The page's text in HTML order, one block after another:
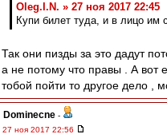
Oleg.I.N. » 27 ноя 2017 22:45
Купи билет туда, и в лицо им
Так они пизды за это дадут
а не потому что правы . А вот
тобой пойти то другое дело ,
Dominecne -
27 ноя 2017 22:56